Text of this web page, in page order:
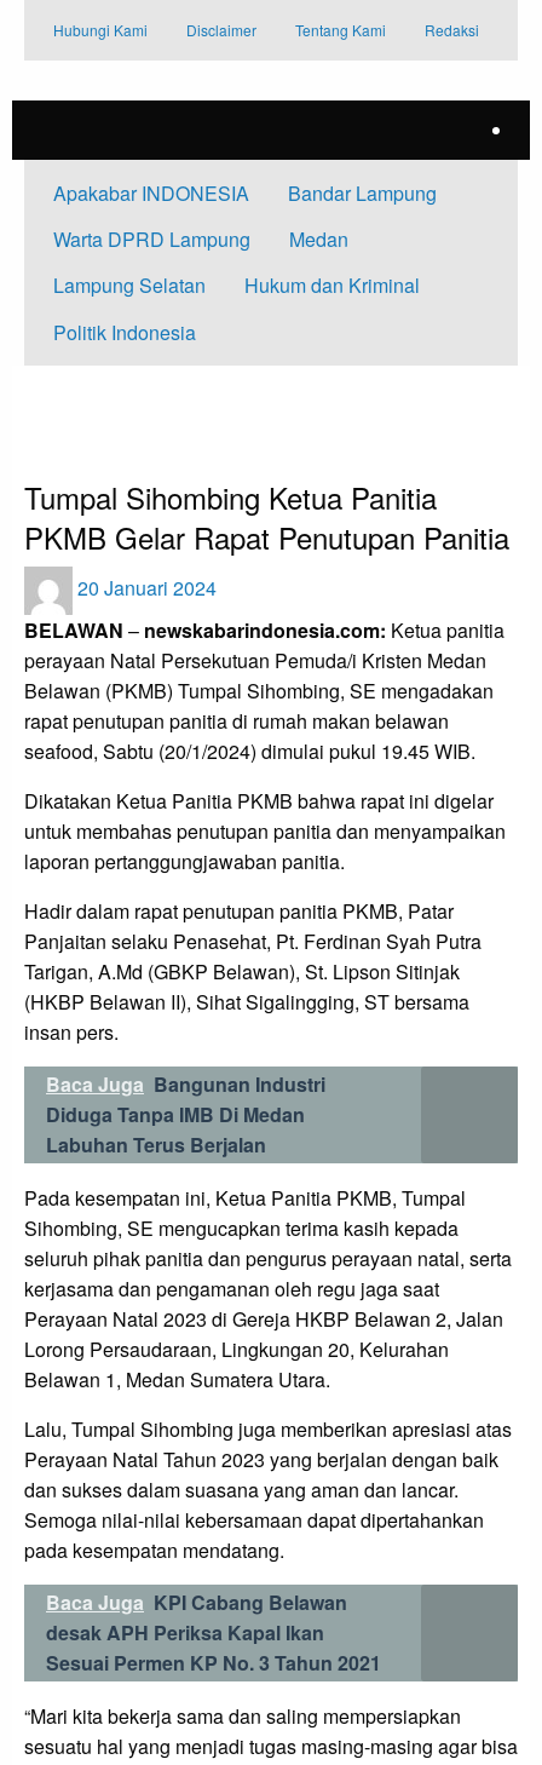
Hubungi Kami Disclaimer Tentang Kami Redaksi
Apakabar INDONESIA
Bandar Lampung
Warta DPRD Lampung
Medan
Lampung Selatan
Hukum dan Kriminal
Politik Indonesia
Tumpal Sihombing Ketua Panitia
PKMB Gelar Rapat Penutupan Panitia
Posted
20 Januari 2024
BELAWAN – newskabarindonesia.com: Ketua panitia
perayaan Natal Persekutuan Pemuda/i Kristen Medan
Belawan (PKMB) Tumpal Sihombing, SE mengadakan
rapat penutupan panitia di rumah makan belawan
seafood, Sabtu (20/1/2024) dimulai pukul 19.45 WIB.
Dikatakan Ketua Panitia PKMB bahwa rapat ini digelar
untuk membahas penutupan panitia dan menyampaikan
laporan pertanggungjawaban panitia.
Hadir dalam rapat penutupan panitia PKMB, Patar
Panjaitan selaku Penasehat, Pt. Ferdinan Syah Putra
Tarigan, A.Md (GBKP Belawan), St. Lipson Sitinjak
(HKBP Belawan II), Sihat Sigalingging, ST bersama
insan pers.
Baca Juga Bangunan Industri
Diduga Tanpa IMB Di Medan
Labuhan Terus Berjalan
Pada kesempatan ini, Ketua Panitia PKMB, Tumpal
Sihombing, SE mengucapkan terima kasih kepada
seluruh pihak panitia dan pengurus perayaan natal, serta
kerjasama dan pengamanan oleh regu jaga saat
Perayaan Natal 2023 di Gereja HKBP Belawan 2, Jalan
Lorong Persaudaraan, Lingkungan 20, Kelurahan
Belawan 1, Medan Sumatera Utara.
Lalu, Tumpal Sihombing juga memberikan apresiasi atas
Perayaan Natal Tahun 2023 yang berjalan dengan baik
dan sukses dalam suasana yang aman dan lancar.
Semoga nilai-nilai kebersamaan dapat dipertahankan
pada kesempatan mendatang.
Baca Juga KPI Cabang Belawan
desak APH Periksa Kapal Ikan
Sesuai Permen KP No. 3 Tahun 2021
“Mari kita bekerja sama dan saling mempersiapkan
sesuatu hal yang menjadi tugas masing-masing agar bisa